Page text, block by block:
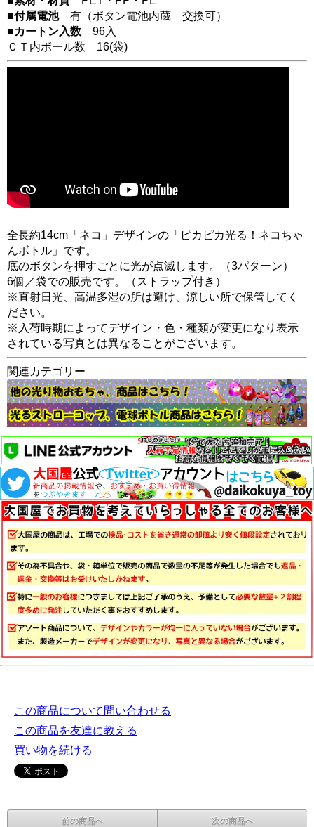
■付属電池有（ボタン電池内蔵 交換可）
■カートン入数 96入
ＣＴ内ボール数 16(袋)
全長約14cm「ネコ」デザインの「ピカピカ光る！ネコちゃ
んボトル」です。
底のボタンを押すごとに光が点滅します。（3パターン）
6個／袋での販売です。（ストラップ付き）
※直射日光、高温多湿の所は避け、涼しい所で保管してく
ださい。
※入荷時期によってデザイン・色・種類が変更になり表示
されている写真とは異なることがございます。
関連カテゴリー
この商品について問い合わせる
この商品を友達に教える
買い物を続ける
前の商品へ 次の商品へ